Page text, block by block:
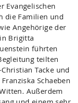
Evangelischen
die Familien und
Angehörige der
Brigitta
führten
teilten
Tacke und
Schaeben
Außerdem